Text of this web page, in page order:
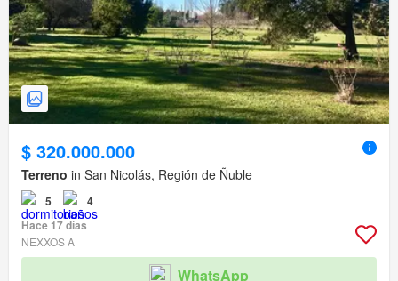
$ 320.000.000
Terreno in San Nicolás, Región de Ñuble
5
4
Hace 17 días
NEXXOS A
WhatsApp